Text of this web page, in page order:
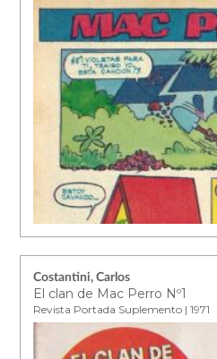
Costantini, Carlos
El clan de Mac Perro Nº1
Revista Portada Suplemento | 1971